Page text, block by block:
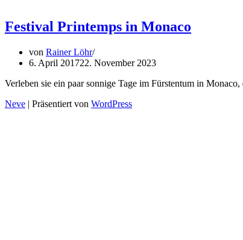
Festival Printemps in Monaco
von Rainer Löhr
6. April 201722. November 2023
Verleben sie ein paar sonnige Tage im Fürstentum in
Neve | Präsentiert von WordPress